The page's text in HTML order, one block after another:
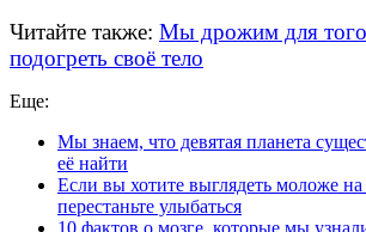
Читайте также: Мы дрожим для
подогреть своё тело
Еще:
Мы знаем, что девятая планета
её найти
Если вы хотите выглядеть моложе
перестаньте улыбаться
10 фактов о мозге, которые мы